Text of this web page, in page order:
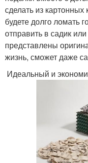
сделать из
будете долго ломать
отправить в садик
представлены
жизнь, сможет даже
Идеальный и